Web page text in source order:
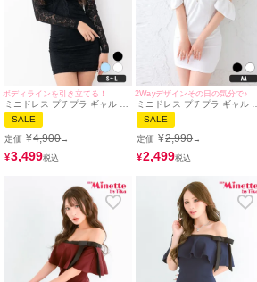
ボディラインを引き立てる！
ミニドレス プチプラ ギャル タ
イト 長袖 袖あり オフショル
セクシー ラウンジ キャミソー
ル レース 花柄 低身長 谷間 リ
ボン 総レース 黒 キャバドレス
(ちぴたん着用/S~Lサイズ対応)
| myMinette/マイミネット
SALE
定価 ¥4,900→
¥3,499
2Wayデザインその日の気分で♪
ミニドレス プチプラ ギャル タ
イト ジップ オフショル セクシ
ー ノースリーブ ラウンジ 低身
長 谷間 背中魅せ 2way フリル
袖 白 キャバドレス (せいせい
着用/Mサイズ対応) |
myMinette/マイミネット
SALE
定価 ¥2,990→
¥2,499